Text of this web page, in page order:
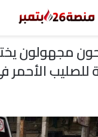
مجهولون
للصليب